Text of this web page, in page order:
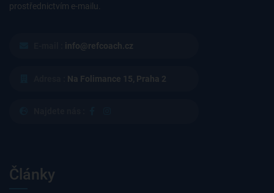
prostřednictvím e-mailu.
info@refcoach.cz
Na Folimance 15, Praha 2
Články